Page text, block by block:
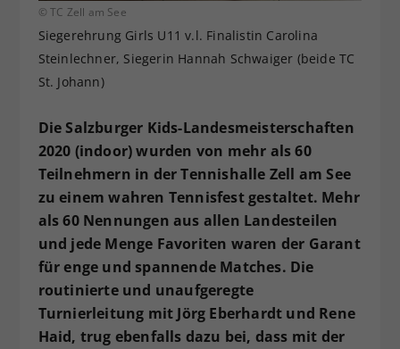
© TC Zell am See
Siegerehrung Girls U11 v.l. Finalistin Carolina
Steinlechner, Siegerin Hannah Schwaiger (beide TC
St. Johann)
Die Salzburger Kids-Landesmeisterschaften
2020 (indoor) wurden von mehr als 60
Teilnehmern in der Tennishalle Zell am See
zu einem wahren Tennisfest gestaltet. Mehr
als 60 Nennungen aus allen Landesteilen
und jede Menge Favoriten waren der Garant
für enge und spannende Matches. Die
routinierte und unaufgeregte
Turnierleitung mit Jörg Eberhardt und Rene
Haid, trug ebenfalls dazu bei, dass mit der